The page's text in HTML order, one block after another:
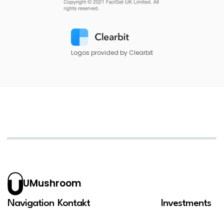
Logos provided by Clearbit
UMushroom
Navigation Kontakt Investments